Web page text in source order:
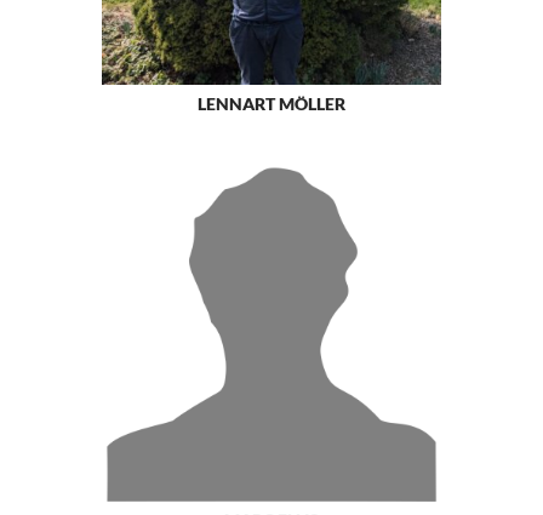
LENNART MÖLLER